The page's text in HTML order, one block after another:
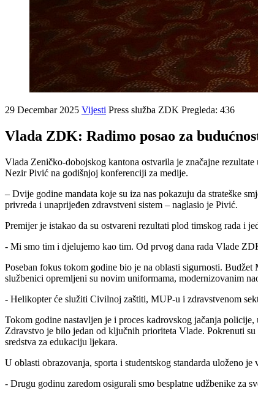
29 Decembar 2025 Vijesti Press služba ZDK Pregleda: 436
Vlada ZDK: Radimo posao za
Vlada Zeničko-dobojskog kantona ostvarila je značajne
Nezir Pivić na godišnjoj konferenciji za medije.
– Dvije godine mandata koje su iza nas pokazuju da strateške
privreda i unaprijeđen zdravstveni sistem – naglasio je Pivić.
Premijer je istakao da su ostvareni rezultati plod timskog rada i
- Mi smo tim i djelujemo kao tim. Od prvog dana rada Vlade
Poseban fokus tokom godine bio je na oblasti sigurnosti.
službenici opremljeni su novim uniformama, modernizovanim
- Helikopter će služiti Civilnoj zaštiti, MUP-u i zdravstvenom
Tokom godine nastavljen je i proces kadrovskog jačanja
Zdravstvo je bilo jedan od ključnih prioriteta Vlade. Pokrenuti
sredstva za edukaciju ljekara.
U oblasti obrazovanja, sporta i studentskog standarda uloženo
- Drugu godinu zaredom osigurali smo besplatne udžbenike za